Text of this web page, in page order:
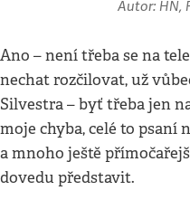
Autor: HN,
Ano – není třeba se na
nechat rozčilovat, už
Silvestra – byť třeba jen
moje chyba, celé to psaní
a mnoho ještě
dovedu představit.